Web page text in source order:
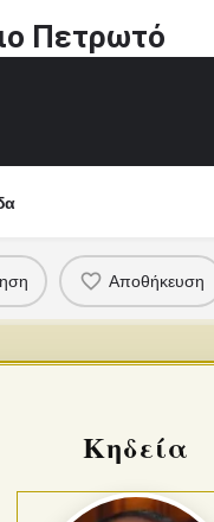
Πετρωτό
Αποθήκευση
Κηδεία